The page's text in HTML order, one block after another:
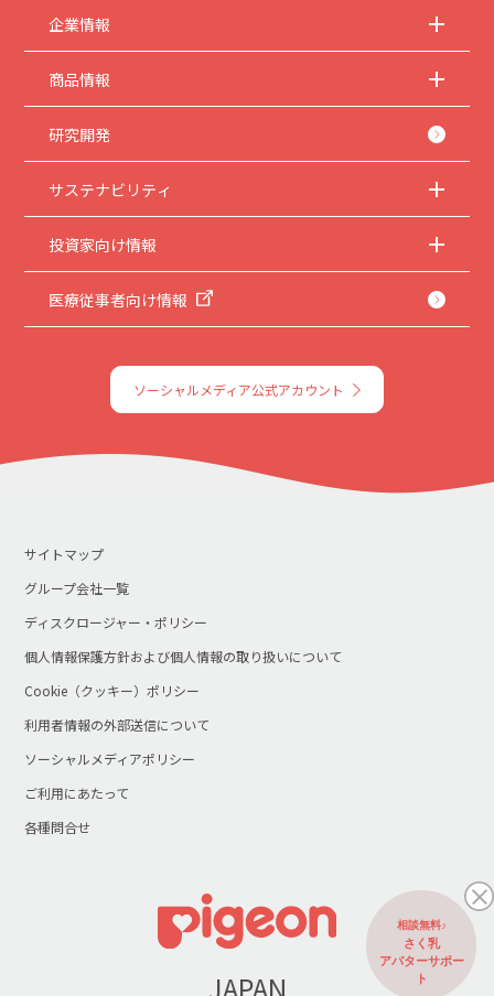
企業情報
商品情報
研究開発
サステナビリティ
投資家向け情報
医療従事者向け情報
ソーシャルメディア公式アカウント
サイトマップ
グループ会社一覧
ディスクロージャー・ポリシー
個人情報保護方針および個人情報の取り扱いについて
Cookie（クッキー）ポリシー
利用者情報の外部送信について
ソーシャルメディアポリシー
ご利用にあたって
各種問合せ
JAPAN
相談無料♪
さく乳
アバターサポー
ト